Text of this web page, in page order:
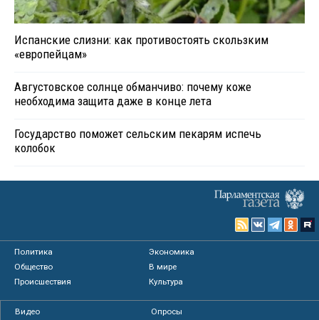
Испанские слизни: как противостоять скользким
«европейцам»
Августовское солнце обманчиво: почему коже
необходима защита даже в конце лета
Государство поможет сельским пекарям испечь
колобок
Политика
Экономика
Общество
В мире
Происшествия
Культура
Видео
Опросы